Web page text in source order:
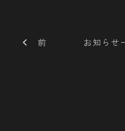
前 お知らせ